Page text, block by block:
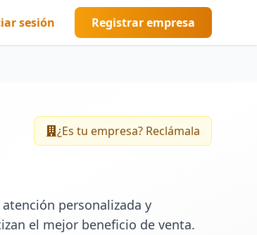
sesión Registrar empresa
¿Es tu empresa? Reclámala
personalizada y
el mejor beneficio de venta.